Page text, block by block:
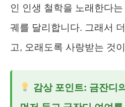
인 인생 철학을 노래한다
궤를 달리합니다. 그래서
고, 오래도록 사랑받는 것
감상 포인트: 금잔디